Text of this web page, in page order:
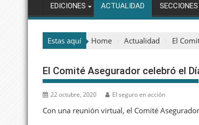
EDICIONES ACTUALIDAD
Estas aquí Home Actualidad El
El Comité Asegurador celebró el
22 octubre, 2020 El seguro en acción
Con una reunión virtual, el Comité